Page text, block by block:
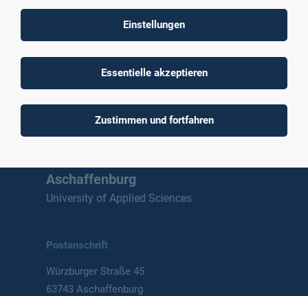
Aschaffenburg
University of Applied Sciences
Postanschrift
Würzburger Straße 45
63743 Aschaffenburg
Einstellungen
Essentielle akzeptieren
Zustimmen und fortfahren